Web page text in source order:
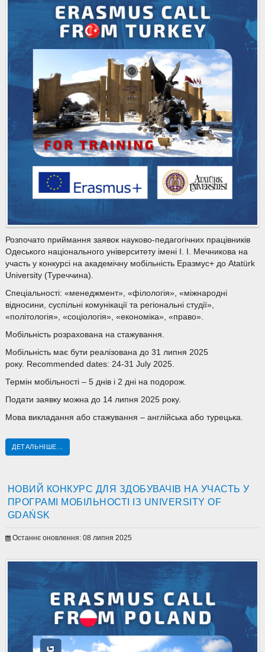
Розпочато приймання заявок науково-педагогічних працівників
Одеського національного університету імені І. І. Мечникова на
участь у конкурсі на академічну мобільність Еразмус+ до Atatürk
University (Туреччина).
Спеціальності: «менеджмент», «філологія», «міжнародні
відносини, суспільні комунікації та регіональні студії»,
«політологія», «соціологія», «економіка», «право».
Мобільність розрахована на стажування.
Мобільність має бути реалізована до 31 липня 2025
року. Recommended dates: 24-31 July 2025.
Термін мобільності – 5 днів і 2 дні на подорож.
Подати заявку можна до 14 липня 2025 року.
Мова викладання або стажування – англійська або турецька.
ДЕТАЛЬНІШЕ...
НОВИЙ КОНКУРС ДЛЯ ЗДОБУВАЧІВ НА УЧАСТЬ У
ПРОГРАМІ МОБІЛЬНОСТІ ІЗ UNIVERSITY OF
GDAŃSK
Останнє оновлення: 08 липня 2025